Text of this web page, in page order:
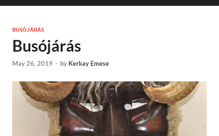
BUSÓJÁRÁS
Busójárás
May 26, 2019 - by Kerkay Emese